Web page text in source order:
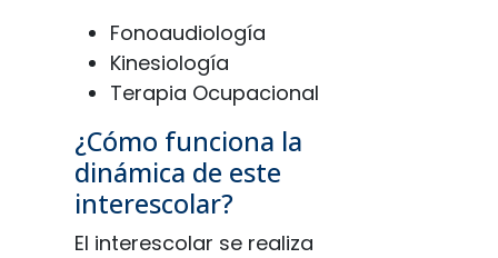
Fonoaudiología
Kinesiología
Terapia Ocupacional
¿Cómo funciona la
dinámica de este
interescolar?
El interescolar se realiza